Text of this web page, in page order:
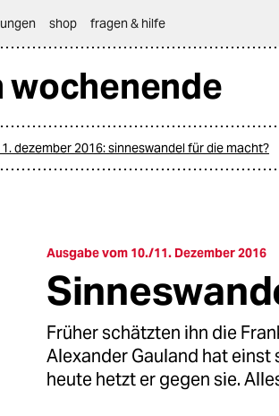
shop fragen & hilfe
wochenende
dezember 2016: sinneswandel für die macht?
Ausgabe vom 10./11. Dezember 2016
Früher schätzten ihn die
Alexander Gauland hat
heute hetzt er gegen sie.